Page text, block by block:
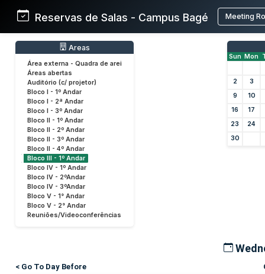
Reservas de Salas - Campus Bagé Meeting
Areas
Área externa - Quadra de arei
Áreas abertas
Auditório (c/ projetor)
Bloco I - 1º Andar
Bloco I - 2ª Andar
Bloco I - 3º Andar
Bloco II - 1º Andar
Bloco II - 2º Andar
Bloco II - 3º Andar
Bloco II - 4º Andar
Bloco III - 1º Andar
Bloco IV - 1º Andar
Bloco IV - 2ºAndar
Bloco IV - 3ºAndar
Bloco V - 1° Andar
Bloco V - 2° Andar
Reuniões/Videoconferências
Sun Mon
2
3
9
10
16
17
23
24
30
< Go To Day Before